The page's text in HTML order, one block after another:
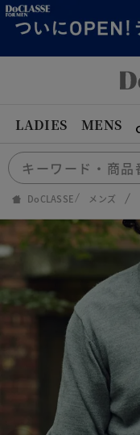
LADIES MENS
DoCLASSE メンズ